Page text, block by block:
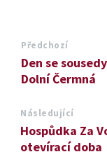
Předchozí
Den se
Dolní Čermná
Následující
Hospůdka Za
otevírací doba